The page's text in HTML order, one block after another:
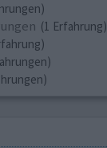
(1 Erfahrung)